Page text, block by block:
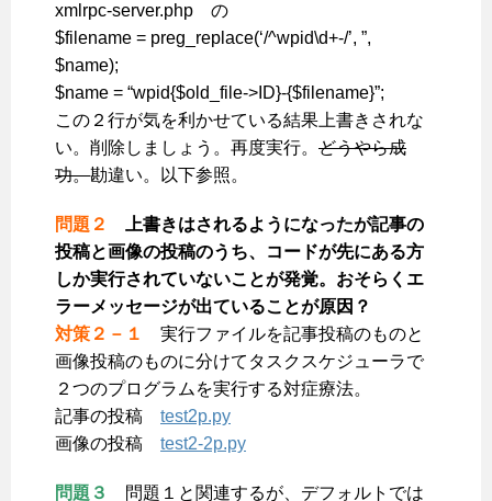
xmlrpc-server.php の
$filename = preg_replace(‘/^wpid\d+-/’, ”,
$name);
$name = “wpid{$old_file->ID}-{$filename}”;
この２行が気を利かせている結果上書きされな
い。削除しましょう。再度実行。 どうやら成
功。勘違い。以下参照。
問題２
上書きはされるようになったが記事の
投稿と画像の投稿のうち、コードが先にある方
しか実行されていないことが発覚。おそらくエ
ラーメッセージが出ていることが原因？
対策２－１
実行ファイルを記事投稿のものと
画像投稿のものに分けてタスクスケジューラで
２つのプログラムを実行する対症療法。
記事の投稿 test2p.py
画像の投稿 test2-2p.py
問題３
問題１と関連するが、デフォルトでは